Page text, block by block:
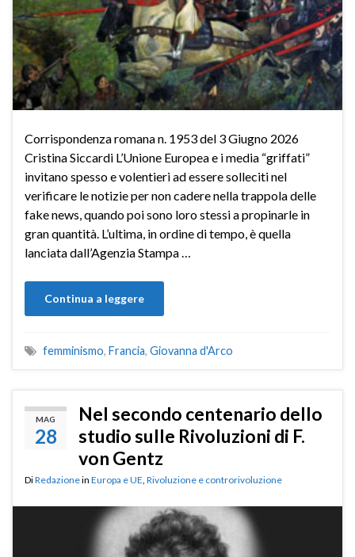
Corrispondenza romana n. 1953 del 3 Giugno 2026
Cristina Siccardi L’Unione Europea e i media “griffati”
invitano spesso e volentieri ad essere solleciti nel
verificare le notizie per non cadere nella trappola delle
fake news, quando poi sono loro stessi a propinarle in
gran quantità. L’ultima, in ordine di tempo, è quella
lanciata dall’Agenzia Stampa …
Continua a leggere
femminismo, Francia, Giovanna d'Arco
MAG
28
Nel secondo centenario dello
studio sulle Rivoluzioni di F.
von Gentz
DiRedazionein Europa e UE, Rivoluzione e controrivoluzione